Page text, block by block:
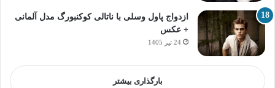
ازدواج پاول وسلی با ناتالی کوکنبورگ مدل آلمانی
+ عکس
24 تیر 1405
بارگذاری بیشتر